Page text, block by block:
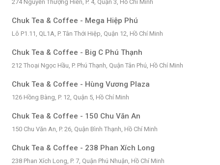
274 Nguyễn Thượng Hiền, P. 4, Quận 3, Hồ Chí Minh
Chuk Tea & Coffee - Mega Hiệp Phú
Lô P1.11, QL1A, P. Tân Thới Hiệp, Quận 12, Hồ Chí Minh
Chuk Tea & Coffee - Big C Phú Thạnh
212 Thoại Ngọc Hầu, P. Phú Thạnh, Quận Tân Phú, Hồ Chí Minh
Chuk Tea & Coffee - Hùng Vương Plaza
126 Hồng Bàng, P. 12, Quận 5, Hồ Chí Minh
Chuk Tea & Coffee - 150 Chu Văn An
150 Chu Văn An, P. 26, Quận Bình Thạnh, Hồ Chí Minh
Chuk Tea & Coffee - 238 Phan Xích Long
238 Phan Xích Long, P. 7, Quận Phú Nhuận, Hồ Chí Minh